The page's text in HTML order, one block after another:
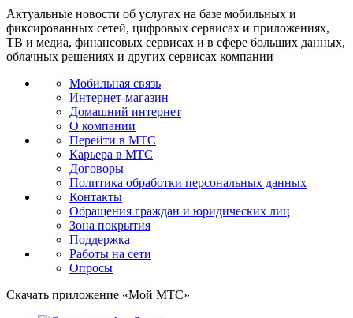
Актуальные новости об услугах на базе мобильных и
фиксированных сетей, цифровых сервисах и приложениях,
ТВ и медиа, финансовых сервисах и в сфере больших данных,
облачных решениях и других сервисах компании
Мобильная связь
Интернет-магазин
Домашний интернет
О компании
Перейти в МТС
Карьера в МТС
Договоры
Политика обработки персональных данных
Контакты
Обращения граждан и юридических лиц
Зона покрытия
Поддержка
Работы на сети
Опросы
Скачать приложение «Мой МТС»